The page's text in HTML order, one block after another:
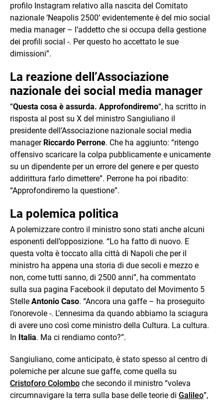
profilo Instagram relativo alla nascita del Comitato
nazionale ‘Neapolis 2500’ evidentemente è del mio social
media manager – l’addetto che si occupa della gestione
dei profili social -. Per questo ho accettato le sue
dimissioni”.
La reazione dell’Associazione
nazionale dei social media manager
“Questa cosa è assurda. Approfondiremo“, ha scritto in
risposta al post su X del ministro Sangiuliano il
presidente dell’Associazione nazionale social media
manager Riccardo Perrone. Che ha aggiunto: “ritengo
offensivo scaricare la colpa pubblicamente e unicamente
su un dipendente per un errore del genere e per questo
addirittura farlo dimettere”. Perrone ha poi ribadito:
“Approfondiremo la questione”.
La polemica politica
A polemizzare contro il ministro sono stati anche alcuni
esponenti dell’opposizione. “Lo ha fatto di nuovo. E
questa volta è toccato alla città di Napoli che per il
ministro ha appena una storia di due secoli e mezzo e
non, come tutti sanno, di 2500 anni”, ha commentato
sulla sua pagina Facebook il deputato del Movimento 5
Stelle Antonio Caso. “Ancora una gaffe – ha proseguito
l’onorevole -. L’ennesima da quando abbiamo la sciagura
di avere uno così come ministro della Cultura. La cultura.
In Italia. Ma ci rendiamo conto?”.
Sangiuliano, come anticipato, è stato spesso al centro di
polemiche per alcune sue gaffe, come quella su
Cristoforo Colombo che secondo il ministro “voleva
circumnavigare la terra sulla base delle teorie di Galileo”,